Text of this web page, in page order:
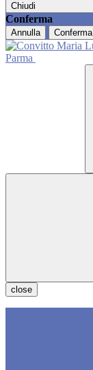
Chiudi
Conferma
Annulla Conferma
Parma
close